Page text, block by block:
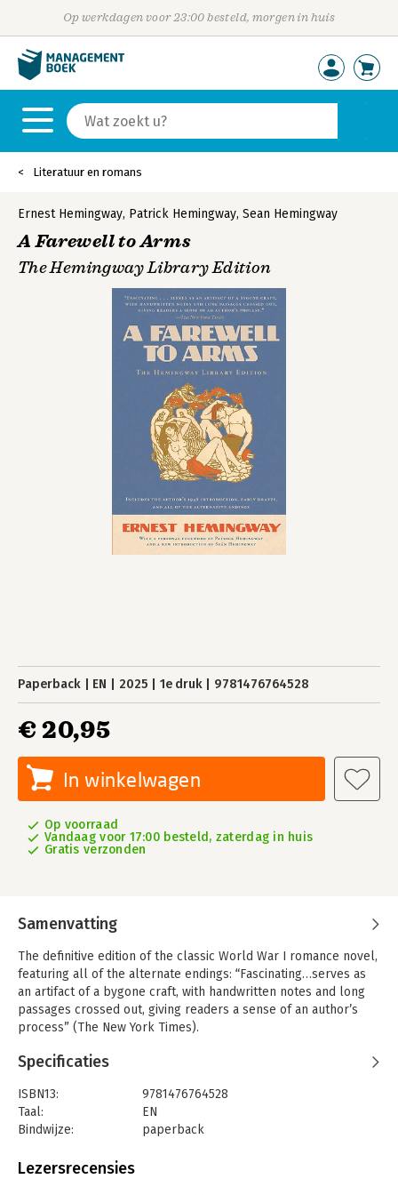
Op werkdagen voor 23:00 besteld, morgen in huis
Literatuur en romans
Ernest Hemingway, Patrick Hemingway, Sean Hemingway
A Farewell to Arms
The Hemingway Library Edition
Paperback EN 2025 1e druk 9781476764528
€ 20,95
In winkelwagen
Op voorraad
Vandaag voor 17:00 besteld, zaterdag in huis
Gratis verzonden
Samenvatting
The definitive edition of the classic World War I romance novel,
featuring all of the alternate endings: “Fascinating…serves as
an artifact of a bygone craft, with handwritten notes and long
passages crossed out, giving readers a sense of an author’s
process” (The New York Times).
Written when Ernest Hemingway was thirty years old and
lauded as the best American novel to emerge from World War
I, A Farewell to Arms is the unforgettable tragic story of an
American ambulance driver on the Italian front and his passion
for a beautiful English nurse.
Set against the looming horrors of the battlefield frontlines—
weary, demoralized men marching in the rain during the
Specificaties
ISBN13:
9781476764528
Taal:
EN
Bindwijze:
paperback
Uitgever:
Lezersrecensies